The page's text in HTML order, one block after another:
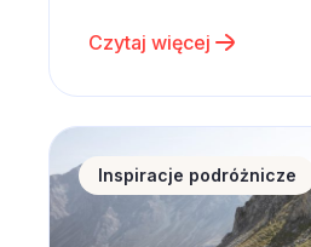
celem wakacyjnych
2025 roku Polskę
turystów
około 9% więcej niż rok
więcej, tempo…
Czytaj więcej
Zakopane na początek
Inspiracje podróżnicze